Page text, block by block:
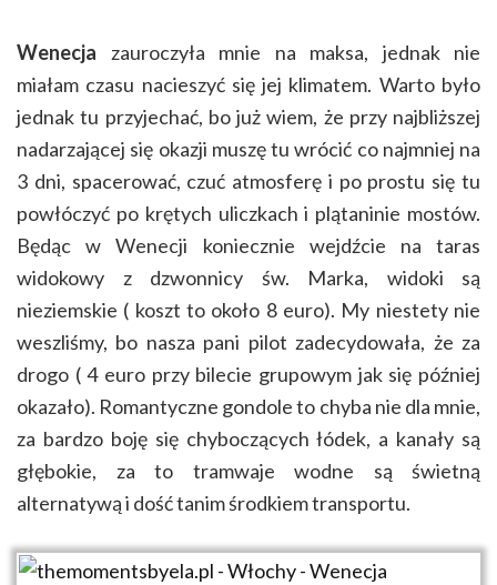
Wenecja zauroczyła mnie na maksa, jednak nie
miałam czasu nacieszyć się jej klimatem. Warto było
jednak tu przyjechać, bo już wiem, że przy najbliższej
nadarzającej się okazji muszę tu wrócić co najmniej na
3 dni, spacerować, czuć atmosferę i po prostu się tu
powłóczyć po krętych uliczkach i plątaninie mostów.
Będąc w Wenecji koniecznie wejdźcie na taras
widokowy z dzwonnicy św. Marka, widoki są
nieziemskie ( koszt to około 8 euro). My niestety nie
weszliśmy, bo nasza pani pilot zadecydowała, że za
drogo ( 4 euro przy bilecie grupowym jak się później
okazało). Romantyczne gondole to chyba nie dla mnie,
za bardzo boję się chyboczących łódek, a kanały są
głębokie, za to tramwaje wodne są świetną
alternatywą i dość tanim środkiem transportu.